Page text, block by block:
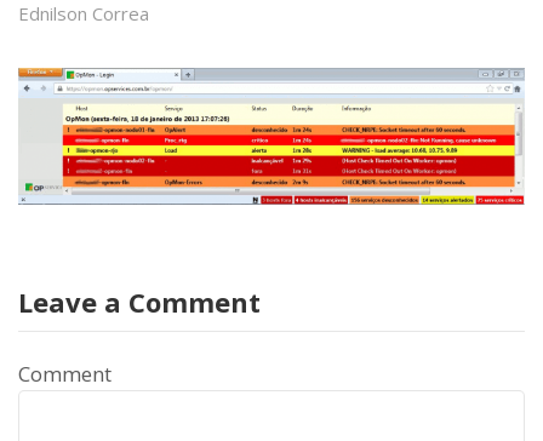
Ednilson Correa
Leave a Comment
Comment